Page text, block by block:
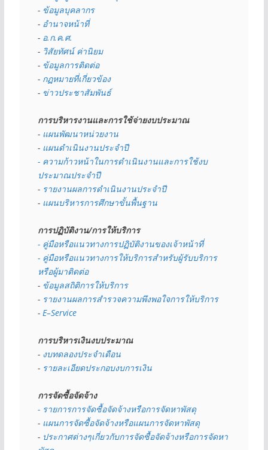
- ข้อมูลบุคลากร
- อำนาจหน้าที่
- อ.ก.ค.ศ.
- วิสัยทัศน์ ค่านิยม
- ข้อมูลการติดต่อ
- กฏหมายที่เกี่ยวข้อง
- ข่าวประชาสัมพันธ์
การบริหารงานและการใช้จ่ายงบประมาณ
- แผนพัฒนาหน่วยงาน
- แผนดำเนินงานประจำปี
- ความก้าวหน้าในการดำเนินงานและการใช้งบ
ประมาณประจำปี
- รายงานผลการดำเนินงานประจำปี
- แผนบริหารการศึกษาขั้นพื้นฐาน
การปฏิบัติงาน/การให้บริการ
- คู่มือหรือแนวทางการปฏิบัติงานของเจ้าหน้าที่
- คู่มือหรือแนวทางการให้บริการสำหรับผู้รับบริการ
หรือผู้มาติดต่อ
- ข้อมูลสถิติการให้บริการ
- รายงานผลการสำรวจความพึงพอใจการให้บริการ
- E–Service
การบริหารเงินงบประมาณ
- งบทดลองประจำเดือน
- รายละเอียดประกอบงบการเงิน
การจัดซื้อจัดจ้าง
- รายการการจัดซื้อจัดจ้างหรือการจัดหาพัสดุ
- แผนการจัดซื้อจัดจ้างหรือแผนการจัดหาพัสดุ
- ประกาศต่างๆเกี่ยวกับการจัดซื้อจัดจ้างหรือการจัดหา